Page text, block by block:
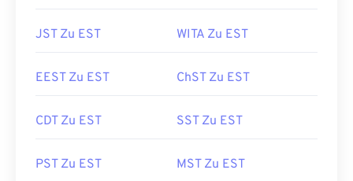
JST Zu EST WITA Zu EST
EEST Zu EST ChST Zu EST
CDT Zu EST SST Zu EST
PST Zu EST MST Zu EST